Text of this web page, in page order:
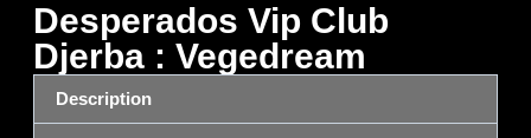
Desperados Vip Club
Djerba : Vegedream
Description